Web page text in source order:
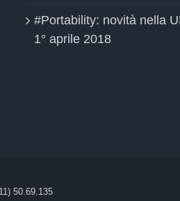
#Portability: novità nella
1° aprile 2018
50.69.135